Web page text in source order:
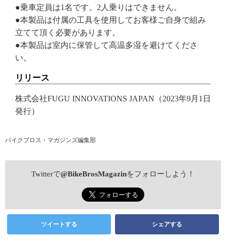
●乗車定員は1名です。2人乗りはできません。
●本製品は付属の工具を使用してお客様ご自身で組み
立てて頂く必要があります。
●本製品は室内に保管して高温多湿を避けてくださ
い。
リリース
株式会社FUGU INNOVATIONS JAPAN（2023年9月1日
発行）
バイクブロス・マガジンズ編集部
Twitterで@BikeBrosMagazinをフォローしよう！
ツイートする シェアする